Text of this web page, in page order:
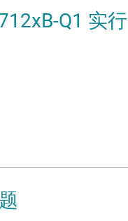
Q1 实行